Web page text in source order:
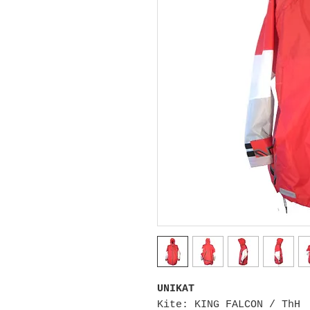
UNIKAT
Kite: KING FALCON / ThH